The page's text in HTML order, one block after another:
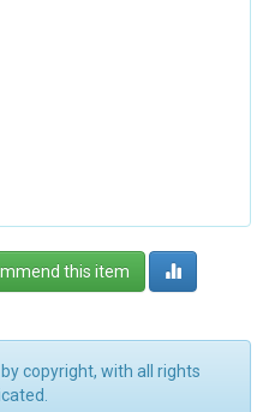
this item
copyright, with all rights